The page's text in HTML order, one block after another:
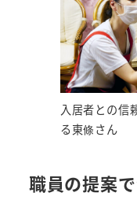
入居者との信
る東條さん
職員の提案